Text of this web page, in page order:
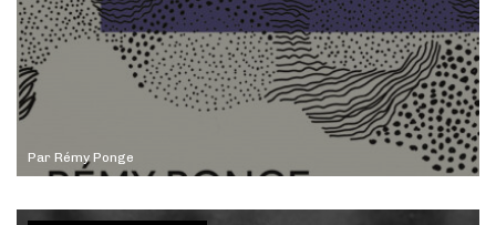
Par Rémy Ponge